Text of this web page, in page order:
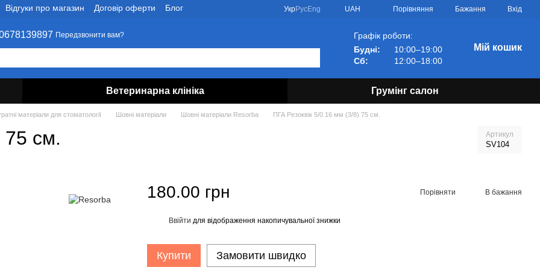
Відгуки про магазин Договір оферти
Блог
УкрРусEng UAH Порівняння Бажання Вхід
Передзвонити вам?
Графік роботи:
Будні:
10:00–19:00
Сб:
12:00–18:00
Мій кошик
Ветеринарна клініка Грумінг салон
матеріали для стоматології Шовні матеріали Шовні матеріали Resorba ПГА Резоквік 5/0 16 мм (3/8) 75 см.
75 см. Артикул
SV104
180.00 грн Порівняти В бажання
Ввійти для відображення накопичувальної знижки
Купити Замовити швидко